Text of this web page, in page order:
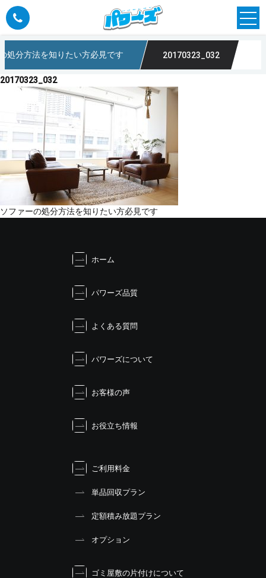
処分方法を知りたい方必見です 20170323_032
20170323_032
投
ソファーの処分方法を知りたい方必見です
ホーム
パワーズ品質
よくある質問
パワーズについて
お客様の声
お役立ち情報
ご利用料金
単品回収プラン
定額積み放題プラン
オプション
ゴミ屋敷の片付けについて